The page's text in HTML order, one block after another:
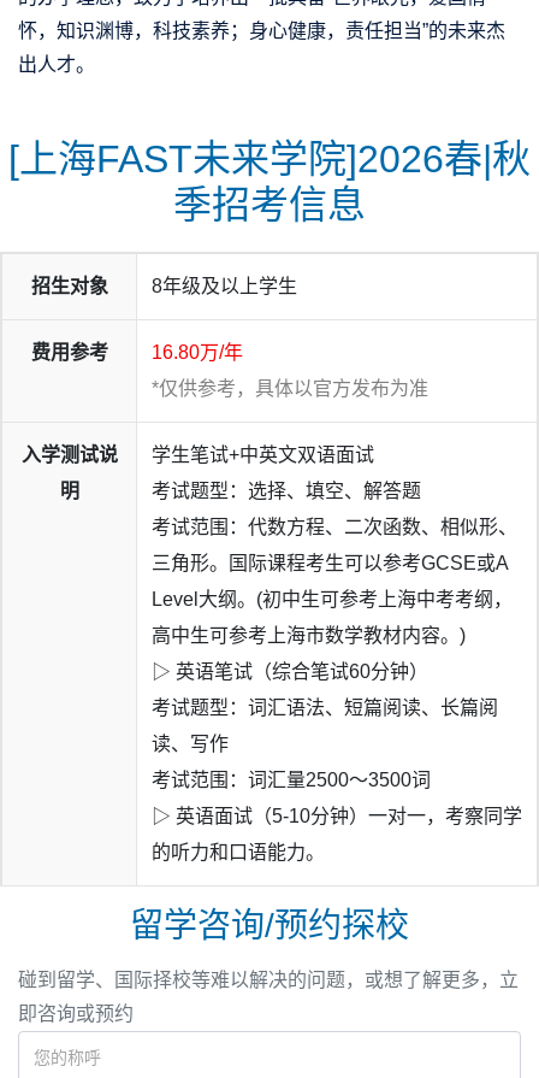
怀，知识渊博，科技素养；身心健康，责任担当”的未来杰
出人才。
师资团队涵盖美高AP、加拿大OSSD、日高EJU等课程体
系所需学科，包括文理、艺术、体育、科创等领域，能满足
学生多元化学习需求。多数教师拥有5年以上教学经验，部
分教师参与过国际升学指导、学科竞赛辅导等工作，能为学
截止至2026年4月9日，在以英美为主要申请目标国家的学
生中，本届学子已累计斩获121份海外名校录取通知书。
美国顶尖文理学院录取：
在全美竞争最激烈的U.S. News文理前30院校申请中，本校
录取率表现亮眼，共斩获 史密斯学院（文理13）、格林内尔
学院（文理13）、汉密尔顿学院（文理13）、玛卡莱斯特
学院（文理28）等多所顶尖文理学院录取学术素养受精英教
育体系高度认可。
美国顶尖综合院校录取：
公立常春藤院校申请成果显著；同时覆盖北卡罗来纳大学教
堂山分校（综合26），南加州大学 （综合28）、加州大学
戴维斯分校（综合32）、加州大学欧文分校（综合32）等
多所全美知名公立名校，为学生提供高性价比顶尖教育选
[上海FAST未来学院]2026春|秋
季招考信息
招生对象 8年级及以上学生
费用参考
16.80万/年
*仅供参考，具体以官方发布为准
入学测试说
明
学生笔试+中英文双语面试
考试题型：选择、填空、解答题
考试范围：代数方程、二次函数、相似形、
三角形。国际课程考生可以参考GCSE或A
Level大纲。(初中生可参考上海中考考纲，
高中生可参考上海市数学教材内容。)
▷ 英语笔试（综合笔试60分钟）
考试题型：词汇语法、短篇阅读、长篇阅
读、写作
考试范围：词汇量2500～3500词
▷ 英语面试（5-10分钟）一对一，考察同学
的听力和口语能力。
留学咨询/预约探校
碰到留学、国际择校等难以解决的问题，或想了解更多，立
即咨询或预约